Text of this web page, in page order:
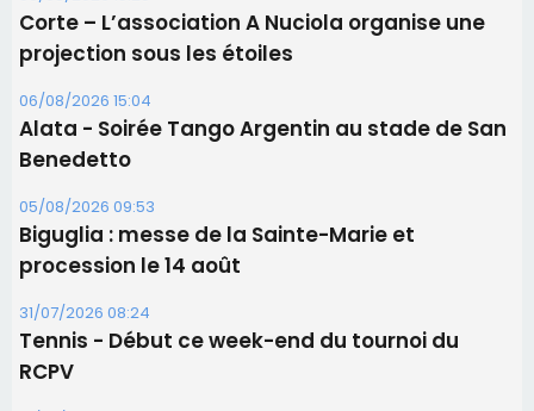
Biguglia : messe de la Sainte-Marie et
procession le 14 août
31/07/2026 08:24
Tennis - Début ce week-end du tournoi du
RCPV
31/07/2026 08:22
82ème anniversaire de la disparition du
Commandant Antoine de Saint Exupery
Les plus lus